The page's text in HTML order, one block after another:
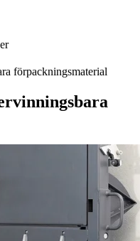
förpackningsmaterial